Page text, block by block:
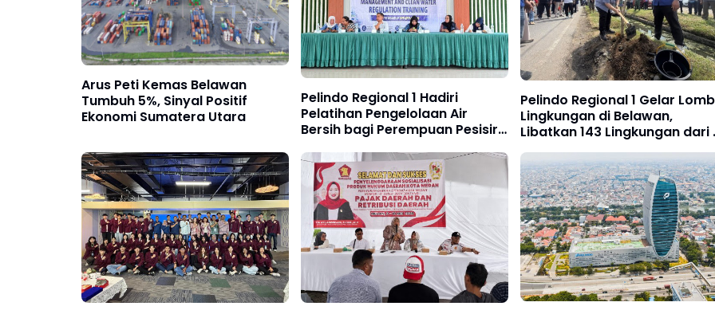
Arus Peti Kemas Belawan
Tumbuh 5%, Sinyal Positif
Ekonomi Sumatera Utara
Pelindo Regional 1 Hadiri
Pelatihan Pengelolaan Air
Bersih bagi Perempuan Pesisir
Pelindo Regional 1 Gelar
Lingkungan di Belawan,
Libatkan 143 Lingkungan dari
Kelurahan